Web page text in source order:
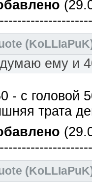
(KoLLIaPuK
ему и
- с головой
трата
(KoLLIaPuK